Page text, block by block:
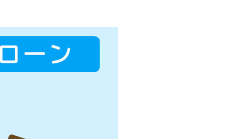
をおすすめしない理由
質屋でお金を借りるには？年利やシステムをカ
学生がお金を借りる方法は？親へのバレにくさ